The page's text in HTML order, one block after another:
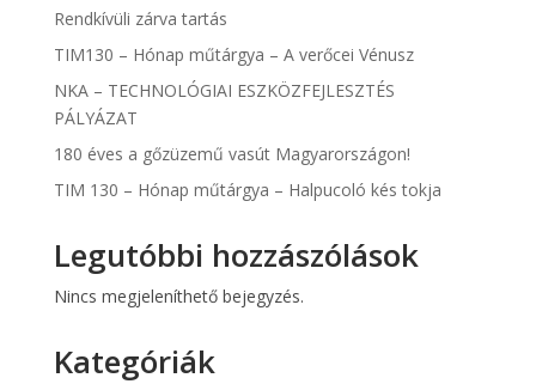
Rendkívüli zárva tartás
TIM130 – Hónap műtárgya – A verőcei Vénusz
NKA – TECHNOLÓGIAI ESZKÖZFEJLESZTÉS
PÁLYÁZAT
180 éves a gőzüzemű vasút Magyarországon!
TIM 130 – Hónap műtárgya – Halpucoló kés tokja
Legutóbbi hozzászólások
Nincs megjeleníthető bejegyzés.
Kategóriák